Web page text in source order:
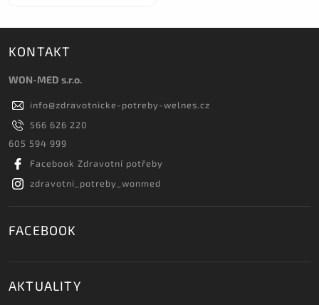
KONTAKT
WON-MED s.r.o.
info@zdravotnicke-potreby-welnes.cz
566 626 220
605 594 999
Facebook Zdravotní potřeby
zdravotni_potreby_wonmed
FACEBOOK
AKTUALITY